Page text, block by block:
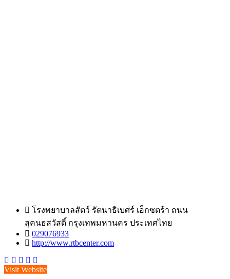
โรงพยาบาลสัตว์ รัตนาธิเบศร์ เอ็กซตร้า ถนน
สุคนธสวัสดิ์ กรุงเทพมหานคร ประเทศไทย
029076933
http://www.rtbcenter.com
Visit Website